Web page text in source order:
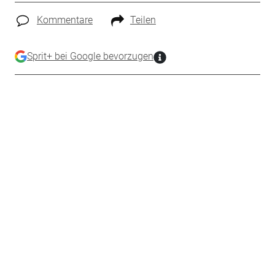
Kommentare Teilen
Sprit+ bei Google bevorzugen